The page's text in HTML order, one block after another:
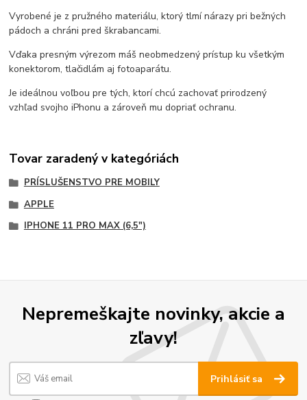
Vyrobené je z pružného materiálu, ktorý tlmí nárazy pri bežných
pádoch a chráni pred škrabancami.
Vďaka presným výrezom máš neobmedzený prístup ku všetkým
konektorom, tlačidlám aj fotoaparátu.
Je ideálnou voľbou pre tých, ktorí chcú zachovať prirodzený
vzhľad svojho iPhonu a zároveň mu dopriať ochranu.
Tovar zaradený v kategóriách
PRÍSLUŠENSTVO PRE MOBILY
APPLE
IPHONE 11 PRO MAX (6,5")
Nepremeškajte novinky, akcie a
zľavy!
Prihlásiť sa